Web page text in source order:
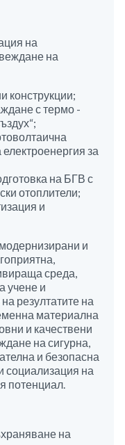
на
на
конструкции;
с термо -
за
на БГВ с
отоплители;
и
и
среда,
учене и
резултатите на
материална
и качествени
на сигурна,
и безопасна
социализация на
потенциал.
на